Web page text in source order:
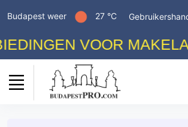
Budapest weer 27 °C
VOOR